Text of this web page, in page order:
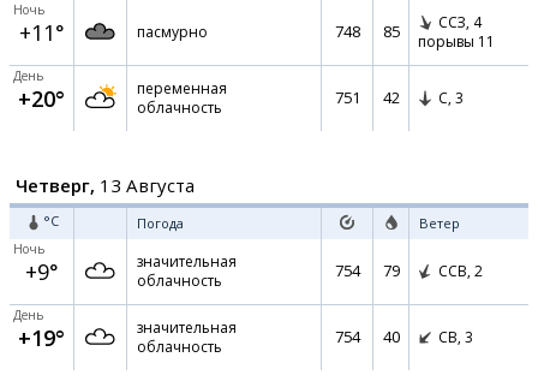
Ночь
+11° пасмурно 748 85 ССЗ, 4
порывы 11
День
+20°
переменная
облачность
751 42 С, 3
Четверг, 13 Августа
°C Погода Ветер
Ночь
+9°
значительная
облачность
754 79 ССВ, 2
День
+19°
значительная
облачность
754 40 СВ, 3